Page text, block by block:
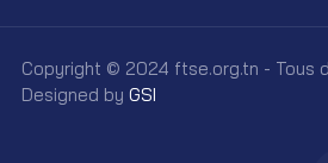
Copyright © 2024 ftse.org.tn - Tous
Designed by GSI